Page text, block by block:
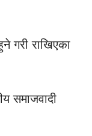
गरी राखिएका
समाजवादी